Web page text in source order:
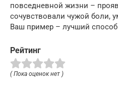
повседневной жизни –
сочувствовали чужой боли,
Ваш пример – лучший способ
Рейтинг
( Пока оценок нет )